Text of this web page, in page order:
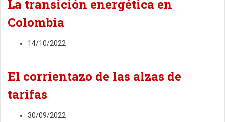
La transición energética en
Colombia
14/10/2022
El corrientazo de las alzas de
tarifas
30/09/2022